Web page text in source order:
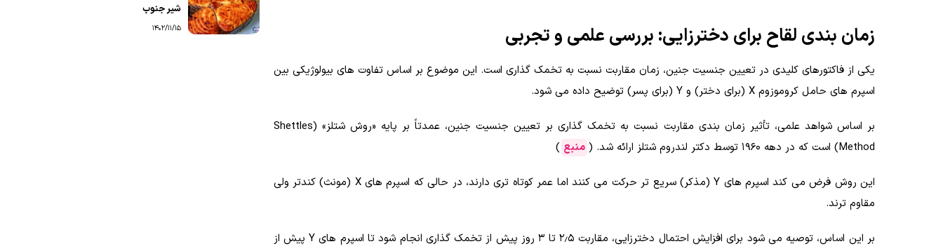
زمان بندی لقاح برای دخترزایی: بررسی علمی و تجربی
یکی از فاکتورهای کلیدی در تعیین جنسیت جنین، زمان مقاربت نسبت به تخمک گذاری است. این موضوع بر اساس تفاوت های بیولوژیکی بین
اسپرم های حامل کروموزوم X (برای دختر) و Y (برای پسر) توضیح داده می شود.
بر اساس شواهد علمی، تأثیر زمان بندی مقاربت نسبت به تخمک گذاری بر تعیین جنسیت جنین، عمدتاً بر پایه «روش شتلز» (Shettles
Method) است که در دهه ۱۹۶۰ توسط دکتر لندروم شتلز ارائه شد. (
منبع )
این روش فرض می کند اسپرم های Y (مذکر) سریع تر حرکت می کنند اما عمر کوتاه تری دارند، در حالی که اسپرم های X (مونث) کندتر ولی
مقاوم ترند.
بر این اساس، توصیه می شود برای افزایش احتمال دخترزایی، مقاربت ۲٫۵ تا ۳ روز پیش از تخمک گذاری انجام شود تا اسپرم های Y پیش از
شیر جنوب
1402/11/15